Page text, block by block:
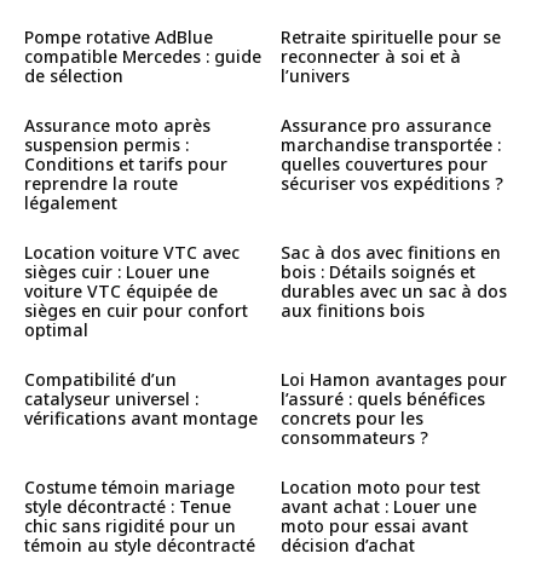
Pompe rotative AdBlue
compatible Mercedes : guide
de sélection
Retraite spirituelle pour se
reconnecter à soi et à
l’univers
Assurance moto après
suspension permis :
Conditions et tarifs pour
reprendre la route
légalement
Assurance pro assurance
marchandise transportée :
quelles couvertures pour
sécuriser vos expéditions ?
Location voiture VTC avec
sièges cuir : Louer une
voiture VTC équipée de
sièges en cuir pour confort
optimal
Sac à dos avec finitions en
bois : Détails soignés et
durables avec un sac à dos
aux finitions bois
Compatibilité d’un
catalyseur universel :
vérifications avant montage
Loi Hamon avantages pour
l’assuré : quels bénéfices
concrets pour les
consommateurs ?
Costume témoin mariage
style décontracté : Tenue
chic sans rigidité pour un
témoin au style décontracté
Location moto pour test
avant achat : Louer une
moto pour essai avant
décision d’achat